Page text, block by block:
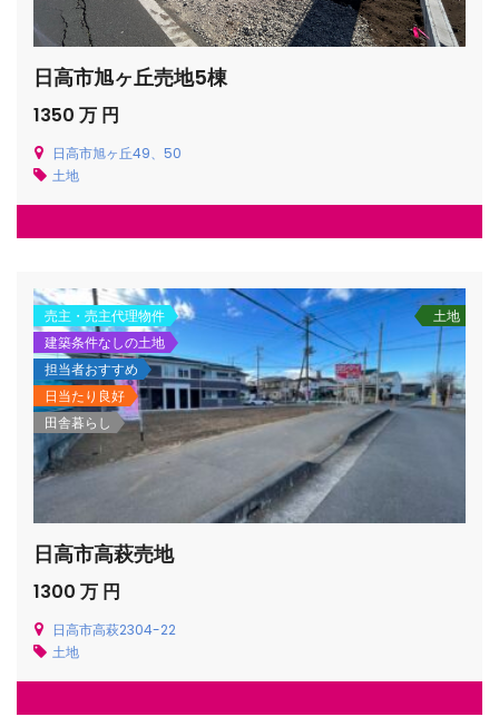
日高市旭ヶ丘売地5棟
1350 万 円
日高市旭ヶ丘49、50
土地
売主・売主代理物件
建築条件なしの土地
担当者おすすめ
日当たり良好
田舎暮らし
土地
日高市高萩売地
1300 万 円
日高市高萩2304-22
土地